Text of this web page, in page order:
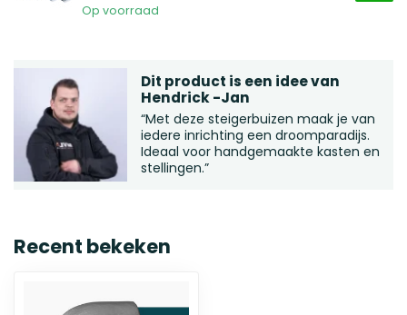
Op voorraad
Dit product is een idee van
Hendrick -Jan
“Met deze steigerbuizen maak je van
iedere inrichting een droomparadijs.
Ideaal voor handgemaakte kasten en
stellingen.”
Recent bekeken